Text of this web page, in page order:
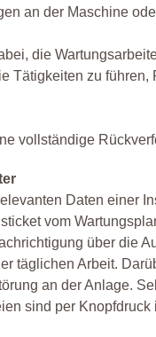
an der Maschine
die
Tätigkeiten zu
vollständige
Daten einer
vom
über die
täglichen Arbeit.
an der Anlage.
sind per Knopfdruck